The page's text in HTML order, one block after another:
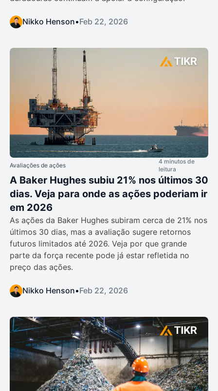
Nikko Henson•Feb 22, 2026
Avaliações de ações
4 minutos de
leitura
A Baker Hughes subiu 21% nos últimos 30
dias. Veja para onde as ações poderiam ir
em 2026
As ações da Baker Hughes subiram cerca de 21% nos
últimos 30 dias, mas a avaliação sugere retornos
futuros limitados até 2026. Veja por que grande
parte da força recente pode já estar refletida no
preço das ações.
Nikko Henson•Feb 22, 2026